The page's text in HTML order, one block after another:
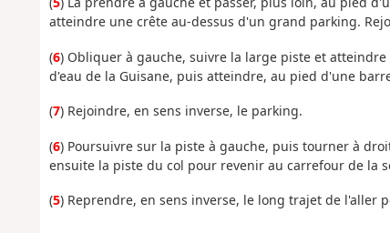
atteindre une crête au-dessus d'un grand parking.
(6) Obliquer à gauche, suivre la large piste et
d'eau de la Guisane, puis atteindre, au pied d'une
(7) Rejoindre, en sens inverse, le parking.
(6) Poursuivre sur la piste à gauche, puis tourner à
ensuite la piste du col pour revenir au carrefour de la
(5) Reprendre, en sens inverse, le long trajet de l'aller